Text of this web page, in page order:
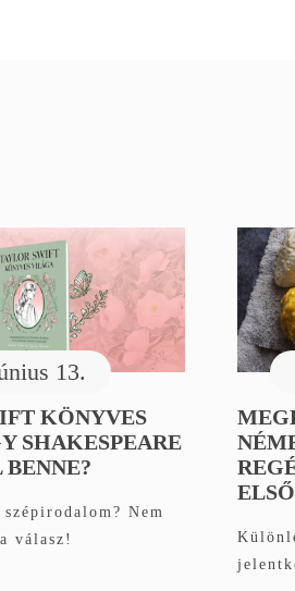
13.
KÖNYVES
SHAKESPEARE
Nem
válasz!